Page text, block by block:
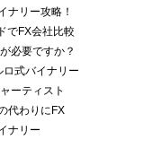
ナリー攻略！
でFX会社比較
必要ですか？
ロ式バイナリー
ーティスト
代わりにFX
ナリー